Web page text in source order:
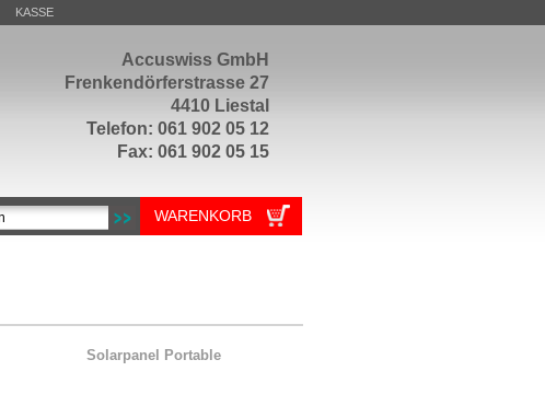
Accuswiss GmbH
Frenkendörferstrasse 27
4410 Liestal
Telefon: 061 902 05 12
Fax: 061 902 05 15
KASSE
WARENKORB
Solarpanel Portable